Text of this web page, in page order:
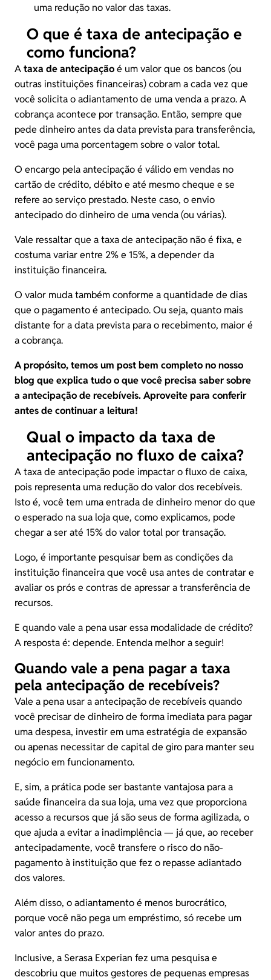
uma redução no valor das taxas.
O que é taxa de antecipação e
como funciona?
Ataxa de antecipaçãoé um valor que os bancos(ou
outras instituições financeiras) cobram a cada vez que
você solicita o adiantamento de uma venda a prazo. A
cobrança acontece por transação. Então, sempre que
pede dinheiro antes da data prevista para transferência,
você paga uma porcentagem sobre o valor total.
O encargo pela antecipação é válido em vendas no
cartão de crédito, débito e até mesmo cheque e se
refere ao serviço prestado. Neste caso, o envio
antecipado do dinheiro de uma venda (ou várias).
Vale ressaltar que a taxa de antecipação não é fixa, e
costuma variar entre 2% e 15%, a depender da
instituição financeira.
O valor muda também conforme a quantidade de dias
que o pagamento é antecipado. Ou seja, quanto mais
distante for a data prevista para o recebimento, maior é
a cobrança.
A propósito, temos um post bem completo no nosso
blog que explica tudo o que você precisa saber sobre
aantecipação de recebíveis. Aproveite para conferir
antes de continuar a leitura!
Qual o impacto da taxa de
antecipação no fluxo de caixa?
A taxa de antecipação pode impactar o fluxo de caixa,
pois representa uma redução do valor dos recebíveis.
Isto é, você tem uma entrada de dinheiro menor do que
o esperado na sua loja que, como explicamos, pode
chegar a ser até 15% do valor total por transação.
Logo, é importante pesquisar bem as condições da
instituição financeira que você usa antes de contratar e
avaliar os prós e contras de apressar a transferência de
recursos.
E quando vale a pena usar essa modalidade de crédito?
A resposta é: depende. Entenda melhor a seguir!
Quando vale a pena pagar a taxa
pela antecipação de recebíveis?
Vale a pena usar a antecipação de recebíveis quando
você precisar de dinheiro de forma imediata para pagar
uma despesa, investir em uma estratégia de expansão
ou apenas necessitar de capital de giro para manter seu
negócio em funcionamento.
E, sim, a prática pode ser bastante vantajosa para a
saúde financeira da sua loja, uma vez que proporciona
acesso a recursos que já são seus de forma agilizada, o
que ajuda a evitar ainadimplência— já que, ao receber
antecipadamente, você transfere o risco do não-
pagamento à instituição que fez o repasse adiantado
dos valores.
Além disso, o adiantamento é menos burocrático,
porque você não pega um empréstimo, só recebe um
valor antes do prazo.
Inclusive, a Serasa Experian fez uma pesquisa e
descobriu que muitos gestores de pequenas empresas